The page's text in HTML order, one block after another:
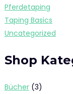
Pferdetaping
Taping Basics
Uncategorized
Shop
Bücher 33